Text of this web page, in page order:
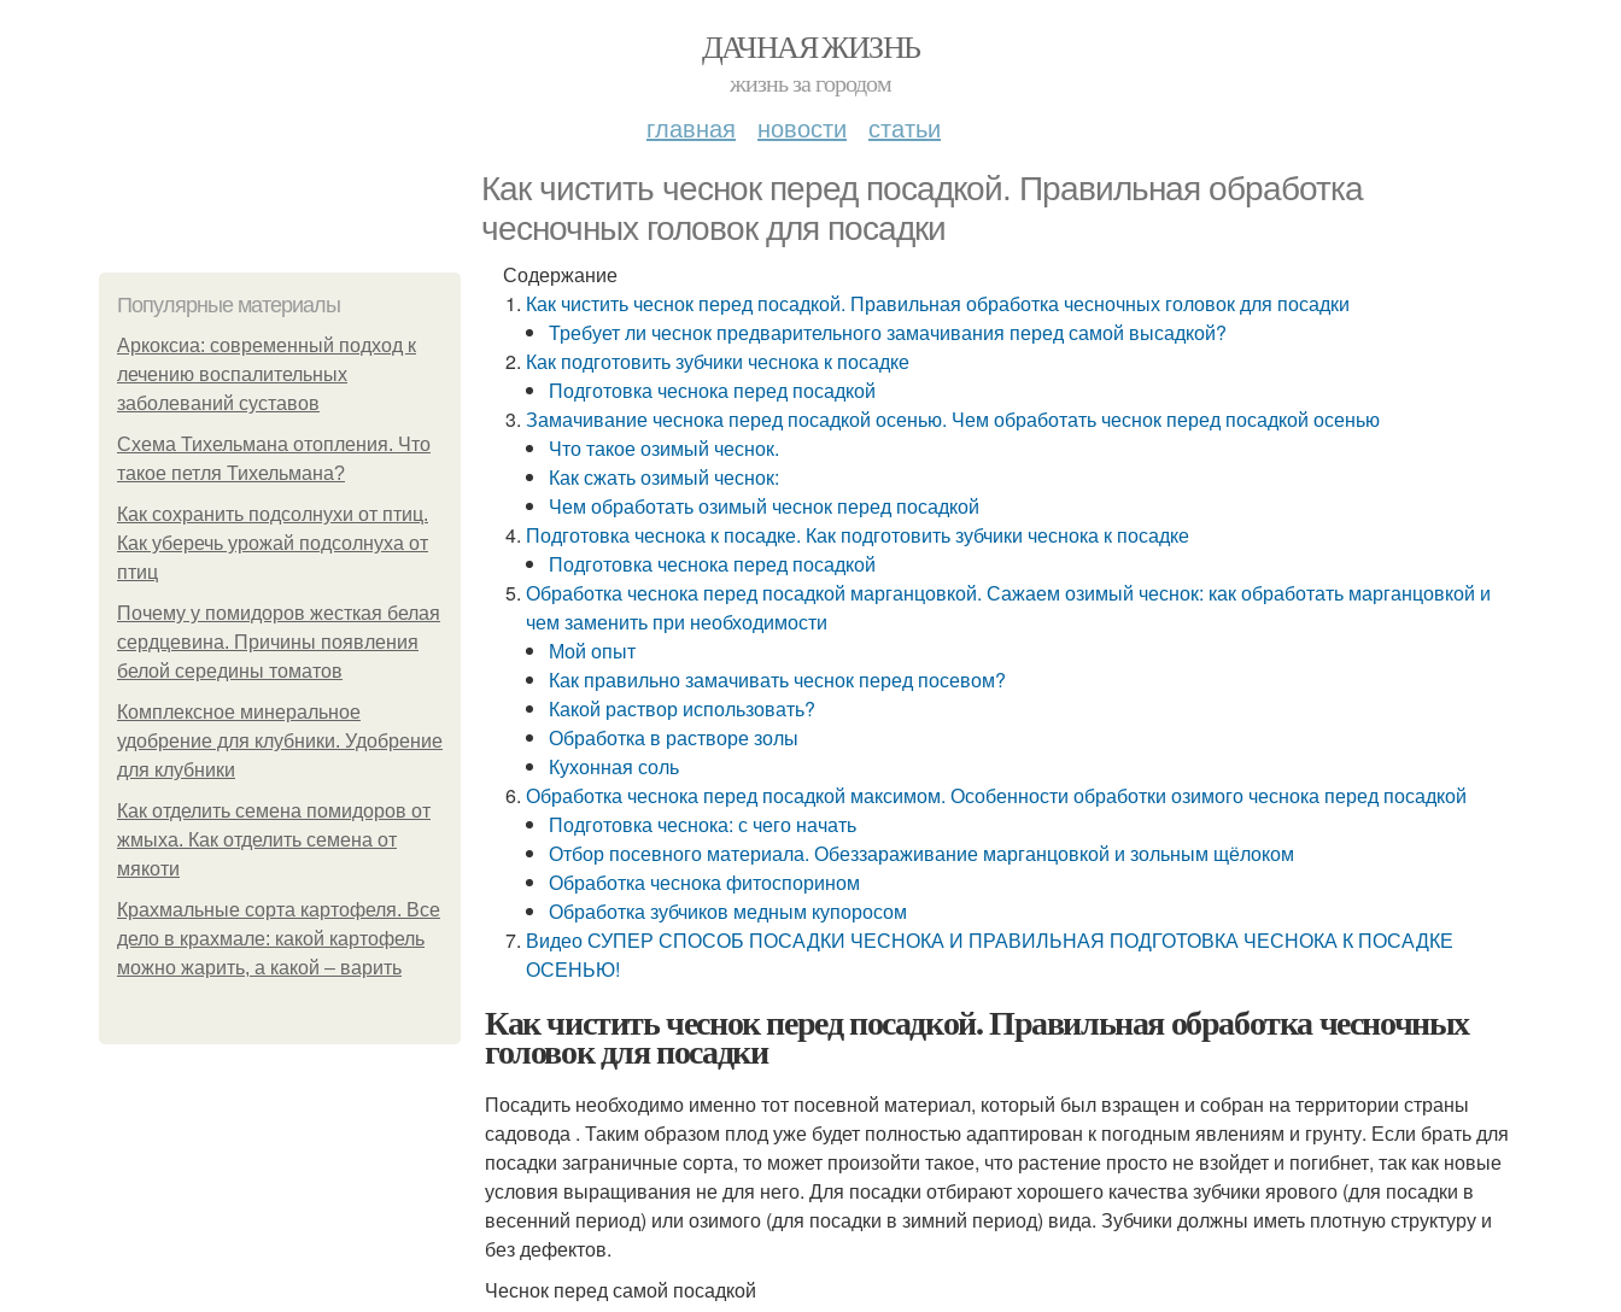
ДАЧНАЯ ЖИЗНЬ
жизнь за городом
главная новости статьи
Как чистить чеснок перед посадкой. Правильная обработка
чесночных головок для посадки
Популярные материалы
Аркоксиа: современный подход к
лечению воспалительных
заболеваний суставов
Схема Тихельмана отопления. Что
такое петля Тихельмана?
Как сохранить подсолнухи от птиц.
Как уберечь урожай подсолнуха от
птиц
Почему у помидоров жесткая белая
сердцевина. Причины появления
белой середины томатов
Комплексное минеральное
удобрение для клубники. Удобрение
для клубники
Как отделить семена помидоров от
жмыха. Как отделить семена от
мякоти
Крахмальные сорта картофеля. Все
дело в крахмале: какой картофель
можно жарить, а какой – варить
Содержание
Как чистить чеснок перед посадкой. Правильная обработка чесночных головок для посадки
Требует ли чеснок предварительного замачивания перед самой высадкой?
Как подготовить зубчики чеснока к посадке
Подготовка чеснока перед посадкой
Замачивание чеснока перед посадкой осенью. Чем обработать чеснок перед посадкой осенью
Что такое озимый чеснок.
Как сжать озимый чеснок:
Чем обработать озимый чеснок перед посадкой
Подготовка чеснока к посадке. Как подготовить зубчики чеснока к посадке
Подготовка чеснока перед посадкой
Обработка чеснока перед посадкой марганцовкой. Сажаем озимый чеснок: как обработать марганцовкой и
чем заменить при необходимости
Мой опыт
Как правильно замачивать чеснок перед посевом?
Какой раствор использовать?
Обработка в растворе золы
Кухонная соль
Обработка чеснока перед посадкой максимом. Особенности обработки озимого чеснока перед посадкой
Подготовка чеснока: с чего начать
Отбор посевного материала. Обеззараживание марганцовкой и зольным щёлоком
Обработка чеснока фитоспорином
Обработка зубчиков медным купоросом
Видео СУПЕР СПОСОБ ПОСАДКИ ЧЕСНОКА И ПРАВИЛЬНАЯ ПОДГОТОВКА ЧЕСНОКА К ПОСАДКЕ
ОСЕНЬЮ!
Как чистить чеснок перед посадкой. Правильная обработка чесночных
головок для посадки
Посадить необходимо именно тот посевной материал, который был взращен и собран на территории страны
садовода . Таким образом плод уже будет полностью адаптирован к погодным явлениям и грунту. Если брать для
посадки заграничные сорта, то может произойти такое, что растение просто не взойдет и погибнет, так как новые
условия выращивания не для него. Для посадки отбирают хорошего качества зубчики ярового (для посадки в
весенний период) или озимого (для посадки в зимний период) вида. Зубчики должны иметь плотную структуру и
без дефектов.
Чеснок перед самой посадкой